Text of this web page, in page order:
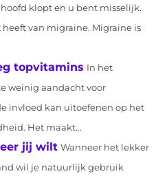
klopt en u bent misselijk.
van migraine. Migraine is
topvitamins In het
weinig aandacht voor
invloed kan uitoefenen op het
Het maakt...
jij wilt Wanneer het lekker
wil je natuurlijk gebruik